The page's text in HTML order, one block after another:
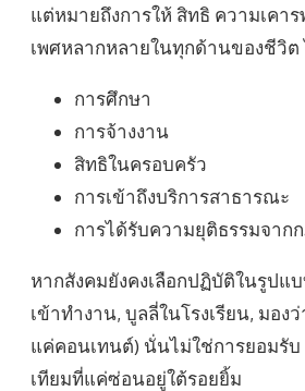
แต่หมายถึงการให้ สิทธิ ความเคา
เพศหลากหลายในทุกด้านของชีวิต
การศึกษา
การจ้างงาน
สิทธิในครอบครัว
การเข้าถึงบริการสาธารณะ
การได้รับความยุติธรรมจาก
หากสังคมยังคงเลือกปฏิบัติในรูปแ
เข้าทำงาน, บูลลี่ในโรงเรียน, มอง
แค่คอนเทนต์) นั่นไม่ใช่การยอมรับ
เทียมที่แค่ซ่อนอยู่ใต้รอยยิ้ม